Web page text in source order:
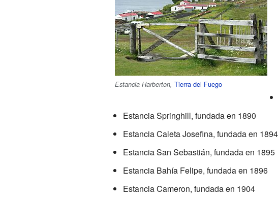
Estancia Harberton, Tierra del Fuego
Estancia Springhill, fundada en 1890
Estancia Caleta Josefina, fundada en 1894
Estancia San Sebastián, fundada en 1895
Estancia Bahía Felipe, fundada en 1896
Estancia Cameron, fundada en 1904